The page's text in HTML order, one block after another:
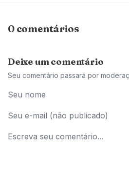
0 comentários
Deixe um comentário
Seu comentário passará por